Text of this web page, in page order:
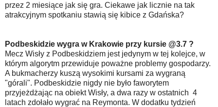
przez 2 miesiące jak się gra. Ciekawe jak licznie na tak
atrakcyjnym spotkaniu stawią się kibice z Gdańska?
Podbeskidzie wygra w Krakowie przy kursie @3.7 ?
Mecz Wisły z Podbeskidziem jest jedynym w tej kolejce, w
którym algorytm przewiduje poważne problemy gospodarzy.
A bukmacherzy kuszą wysokimi kursami za wygraną
"górali". Podbeskidzie nigdy nie było faworytem
przyjeżdżając na obiekt Wisły, a dwa razy w ostatnich 4
latach zdołało wygrać na Reymonta. W dodatku tydzień